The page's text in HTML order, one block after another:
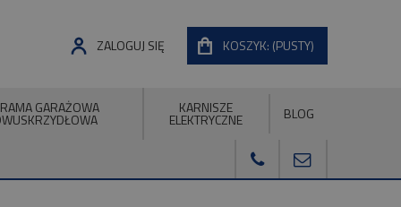
KOSZYK: (PUSTY)
ZALOGUJ SIĘ
GARAŻOWA KARNISZE
ELEKTRYCZNE BLOG